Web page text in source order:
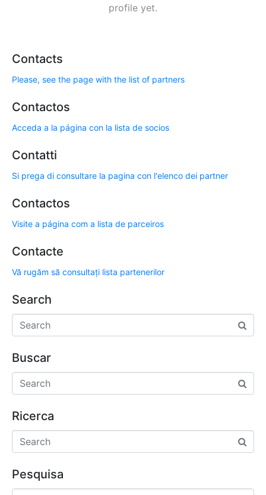
profile yet.
Contacts
Please, see the page with the list of partners
Contactos
Acceda a la página con la lista de socios
Contatti
Si prega di consultare la pagina con l'elenco dei partner
Contactos
Visite a página com a lista de parceiros
Contacte
Vă rugăm să consultați lista partenerilor
Search
Buscar
Ricerca
Pesquisa